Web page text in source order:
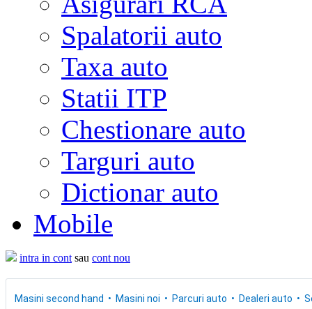
Spalatorii auto
Taxa auto
Statii ITP
Chestionare auto
Targuri auto
Dictionar auto
Mobile
intra in cont sau cont nou
Masini second hand Masini noi Parcuri auto Dealeri auto